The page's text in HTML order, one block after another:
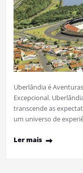
Uberlândia é
Excepcional.
transcende as
um universo de
Ler mais